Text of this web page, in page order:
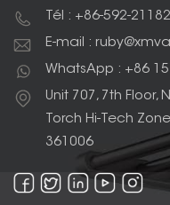
Tél : +86-592-
E-mail :
WhatsApp : +86
Unit 707, 7th Floor,
Torch Hi-Tech
361006